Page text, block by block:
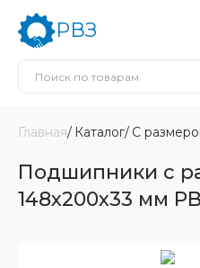
РВЗ
Главная Каталог С
Подшипники с
148x200x33 мм